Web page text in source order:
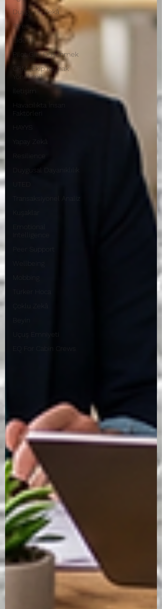
Duygusal Zekâ
Stres
Liderlik
Pilot Gibi Düşünmek
CRM (Ekip Kaynak
Yönetimi)
İletişim
Havacılıkta İnsan
Faktörleri
HAYYS
Yapay Zekâ
Resilience
Duygusal Dayanıklılık
Transaksiyonel Analiz
Kuşaklar
Intelligence
Peer Support
Wellbeing
Mobbing
Türker Hoca
Çoklu Zekâ
Uçuş Emniyeti
EQ For Cabin Crews